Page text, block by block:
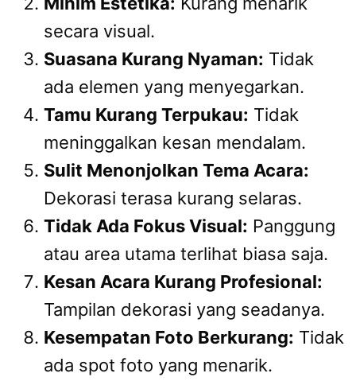
secara visual.
Suasana Kurang Nyaman: Tidak
ada elemen yang menyegarkan.
Tamu Kurang Terpukau: Tidak
meninggalkan kesan mendalam.
Sulit Menonjolkan Tema Acara:
Dekorasi terasa kurang selaras.
Tidak Ada Fokus Visual: Panggung
atau area utama terlihat biasa saja.
Kesan Acara Kurang Profesional:
Tampilan dekorasi yang seadanya.
Kesempatan Foto Berkurang: Tidak
ada spot foto yang menarik.